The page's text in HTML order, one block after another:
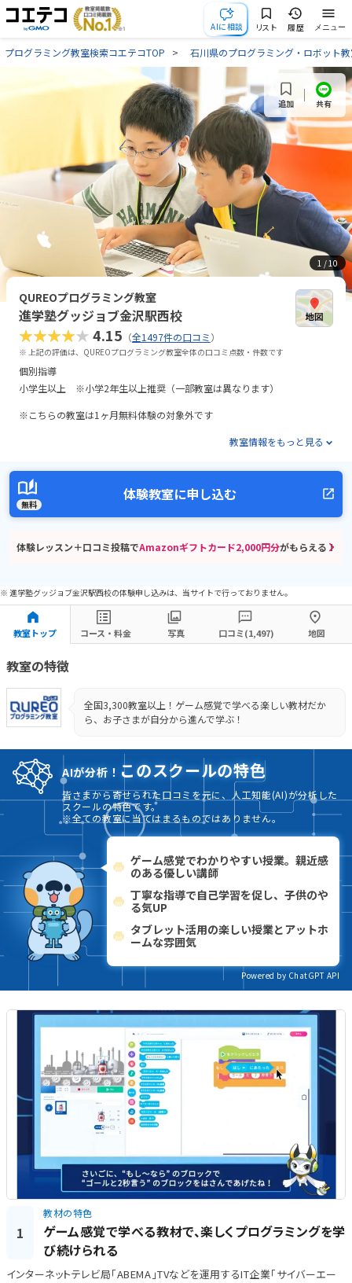
AIに相談 リスト 履歴 メニュー
プログラミング教室検索コエテコTOP 石川県のプログラミング・ロボット
1 / 10
追加 共有
QUREOプログラミング教室
進学塾グッジョブ金沢駅西校
★★★★★4.15 （全1497件の口コミ）
※ 上記の評価は、QUREOプログラミング教室全体の口コミ点数・件数です
個別指導
小学生以上 ※小学2年生以上推奨（一部教室は異なります）
※こちらの教室は1ヶ月無料体験の対象外です
教室情報をもっと見る
無料
体験教室に申し込む
体験レッスン＋口コミ投稿でAmazonギフトカード2,000円分がもらえる！
※ 進学塾グッジョブ金沢駅西校の体験申し込みは、当サイトで行っておりません。
教室トップ コース・料金 写真 口コミ(1,497) 地図
教室の特徴
全国3,300教室以上！ゲーム感覚で学べる楽しい教材だか
ら、お子さまが自分から進んで学ぶ！
AIが分析！ このスクールの特色
皆さまから寄せられた口コミを元に、人工知能(AI)が分析した
スクールの特色です。
※全ての教室に当てはまるものではありません。
ゲーム感覚でわかりやすい授業。親近感
のある優しい講師
丁寧な指導で自己学習を促し、子供のや
る気UP
タブレット活用の楽しい授業とアットホ
ームな雰囲気
Powered by ChatGPT API
1
教材の特色
ゲーム感覚で学べる教材で、楽しくプログラミングを学
び続けられる
インターネットテレビ局「ABEMA」TVなどを運用するIT企業「サイバーエー